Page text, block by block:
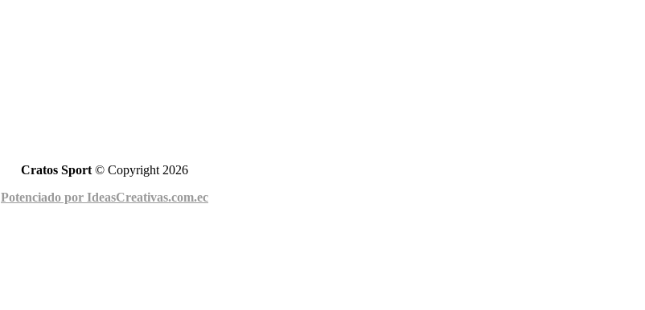
Cratos Sport © Copyright 2026
Potenciado por IdeasCreativas.com.ec